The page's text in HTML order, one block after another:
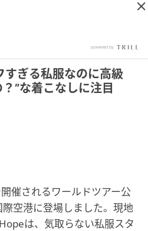
ぎる私服なのに高級
”な着こなしに注目
催されるワールドツアー公
空港に登場しました。現地
は、気取らない私服スタ